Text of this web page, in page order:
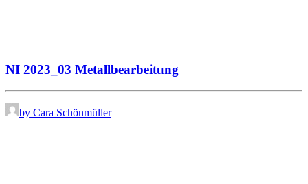
NI 2023_03 Metallbearbeitung
by Cara Schönmüller